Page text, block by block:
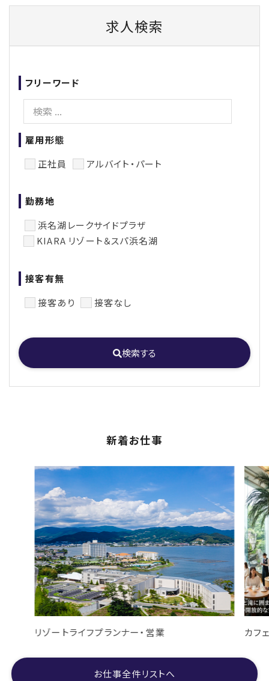
求人検索
フリーワード
雇用形態
正社員
アルバイト・パート
勤務地
浜名湖レークサイドプラザ
KIARA リゾート＆スパ浜名湖
接客有無
接客あり
接客なし
検索する
新着お仕事
リゾートライフプランナー・営業 カフ
お仕事全件リストへ